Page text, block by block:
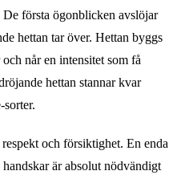
första ögonblicken avslöjar
hettan tar över. Hettan byggs
når en intensitet som få
hettan stannar kvar
och försiktighet. En enda
är absolut nödvändigt